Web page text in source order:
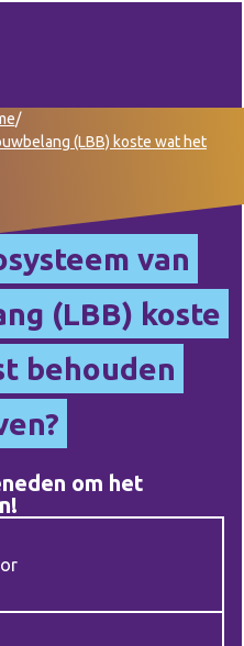
/
(LBB) koste wat het
van
(LBB) koste
behouden
om het